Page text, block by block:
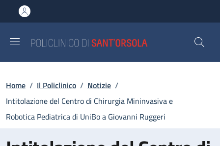
al contenuto principale
to footer content
Briciole di pane
Home / Il Policlinico / Notizie /
Intitolazione del Centro di Chirurgia Mininvasiva e
Robotica Pediatrica di UniBo a Giovanni Ruggeri